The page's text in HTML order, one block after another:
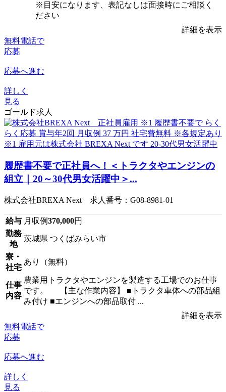
※目安になります、表記なしは面接時にご相談く
ださい
詳細を表示
無料電話で
応募
応募へ進む
詳しく
見る
ゴールド求人
履歴書不要で正社員へ！＜トラクタやエンジンの
組立｜20～30代男女活躍中＞...
株式会社BREXA Next 求人番号：G08-8981-01
給与 月収例370,000円
勤務
地
茨城県 つくばみらい市
寮・
社宅
あり（無料）
仕事
内容
農業用トラクタやエンジンを製造する工場でのお仕事
です。 【主な作業内容】 ■トラクタ車体への部品組
み付け ■エンジンへの部品取付 ...
詳細を表示
無料電話で
応募
応募へ進む
詳しく
見る